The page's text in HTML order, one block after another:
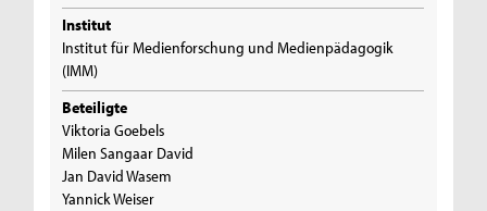
Institut
Institut für Medienforschung und Medienpädagogik
(IMM)
Beteiligte
Viktoria Goebels
Milen Sangaar David
Jan David Wasem
Yannick Weiser